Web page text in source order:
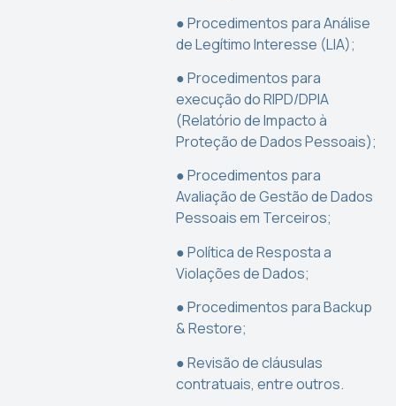
● Procedimentos para Análise
de Legítimo Interesse (LIA);
● Procedimentos para
execução do RIPD/DPIA
(Relatório de Impacto à
Proteção de Dados Pessoais);
● Procedimentos para
Avaliação de Gestão de Dados
Pessoais em Terceiros;
● Política de Resposta a
Violações de Dados;
● Procedimentos para Backup
& Restore;
● Revisão de cláusulas
contratuais, entre outros.